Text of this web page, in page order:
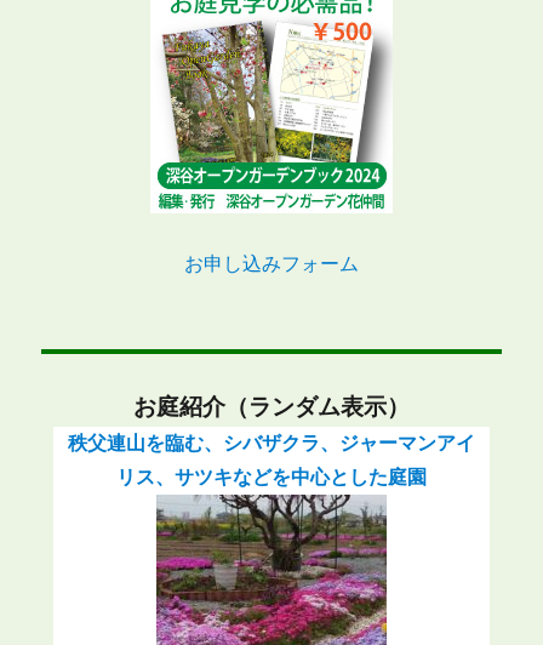
お申し込みフォーム
お庭紹介（ランダム表示）
秩父連山を臨む、シバザクラ、ジャーマンアイ
リス、サツキなどを中心とした庭園